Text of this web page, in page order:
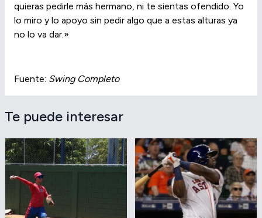
quieras pedirle más hermano, ni te sientas ofendido. Yo
lo miro y lo apoyo sin pedir algo que a estas alturas ya
no lo va dar.»
Fuente: Swing Completo
Te puede interesar